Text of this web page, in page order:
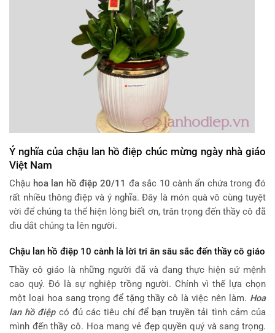
Ý nghĩa của chậu lan hồ điệp chúc mừng ngày nhà giáo
Việt Nam
Chậu hoa lan hồ điệp 20/11 đa sắc 10 cành ẩn chứa trong đó
rất nhiều thông điệp và ý nghĩa. Đây là món quà vô cùng tuyệt
vời để chúng ta thể hiện lòng biết ơn, trân trọng đến thầy cô đã
dìu dắt chúng ta lên người.
Chậu lan hồ điệp 10 cành là lời tri ân sâu sắc đến thầy cô giáo
Thầy cô giáo là những người đã và đang thực hiện sứ mệnh
cao quý. Đó là sự nghiệp trồng người. Chính vì thế lựa chọn
một loại hoa sang trọng để tặng thầy cô là việc nên làm. Hoa
lan hồ điệpcó đủ các tiêu chí để bạn truyền tải tình cảm của
mình đến thầy cô. Hoa mang vẻ đẹp quyền quý và sang trọng.